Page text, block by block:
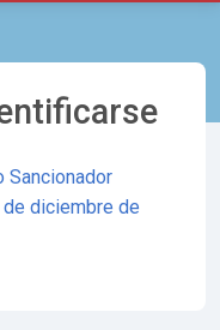
Sancionador
de diciembre de